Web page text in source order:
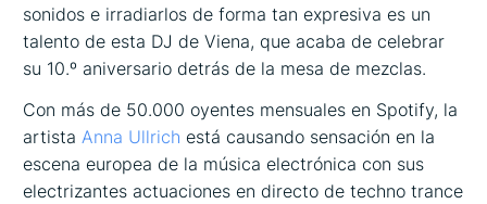
sonidos e irradiarlos de forma tan expresiva es un
talento de esta DJ de Viena, que acaba de celebrar
su 10.º aniversario detrás de la mesa de mezclas.
Con más de 50.000 oyentes mensuales en Spotify, la
artistaAnna Ullrich está causando sensación en la
escena europea de la música electrónica con sus
electrizantes actuaciones en directo de techno trance